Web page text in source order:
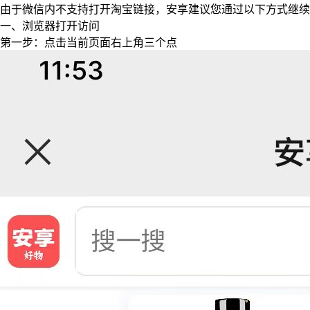
由于微信内不支持打开淘宝链接，安享建议您通过以下方式继
一、浏览器打开访问
第一步：点击当前页面右上角三个点